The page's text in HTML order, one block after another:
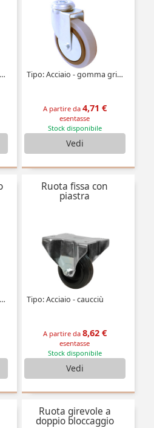
Tipo: Acciaio - gomma grigia Tipo: Acciaio - gomma grigia
A partire da 4,71 €
esentasse
Stock disponibile
Vedi
Tipo: Acciaio - gomma grigia - a doppio bloccaggio
Ruota fissa con
piastra
Tipo: Acciaio - caucciù
A partire da 8,62 €
esentasse
Stock disponibile
Vedi
Ruota girevole a
doppio bloccaggio